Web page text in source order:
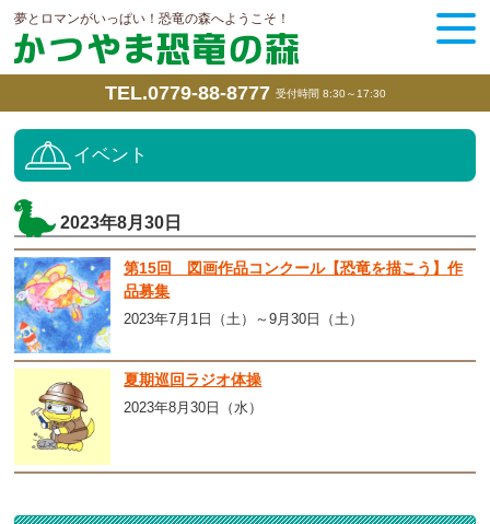
夢とロマンがいっぱい！恐竜の森へようこそ！
TEL.0779-88-8777 受付時間 8:30～17:30
イベント
2023年8月30日
第15回 図画作品コンクール【恐竜を描こう】作
品募集
2023年7月1日（土）～9月30日（土）
夏期巡回ラジオ体操
2023年8月30日（水）